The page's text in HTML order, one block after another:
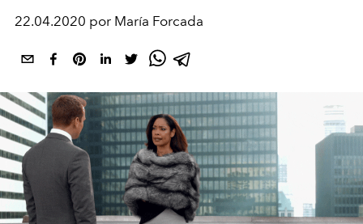
22.04.2020 por María Forcada